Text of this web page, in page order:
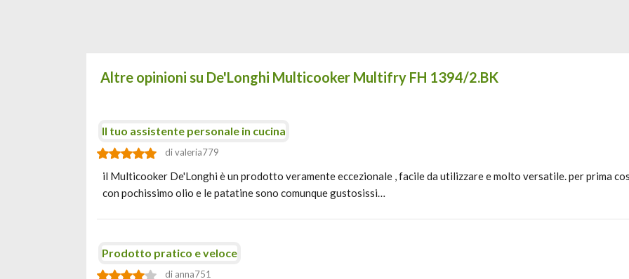
Altre opinioni su De'Longhi Multicooker Multifry FH 1394/2.BK
Il tuo assistente personale in cucina
di valeria779
il Multicooker De'Longhi è un prodotto veramente eccezionale , facile da utilizzare e molto versatile. per prima
con pochissimo olio e le patatine sono comunque gustosissi…
Prodotto pratico e veloce
di anna751